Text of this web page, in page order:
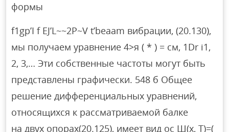
формы
f1gp’I f EJ’L~~2P~V t’beaam вибрации, (20.130),
мы получаем уравнение 4>я ( * ) = см, 1Dr i1,
2, 3,… Эти собственные частоты могут быть
представлены графически. 548 б Общее
решение дифференциальных уравнений,
относящихся к рассматриваемой балке
на двух опорах(20.125), имеет вид ос Ш(х, Т)=(